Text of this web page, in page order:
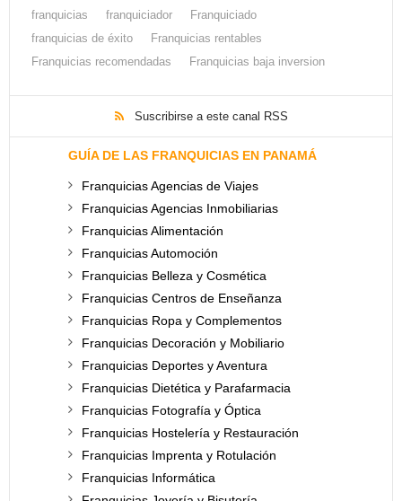
franquicias
franquiciador
Franquiciado
franquicias de éxito
Franquicias rentables
Franquicias recomendadas
Franquicias baja inversion
Suscribirse a este canal RSS
GUÍA DE LAS FRANQUICIAS EN PANAMÁ
Franquicias Agencias de Viajes
Franquicias Agencias Inmobiliarias
Franquicias Alimentación
Franquicias Automoción
Franquicias Belleza y Cosmética
Franquicias Centros de Enseñanza
Franquicias Ropa y Complementos
Franquicias Decoración y Mobiliario
Franquicias Deportes y Aventura
Franquicias Dietética y Parafarmacia
Franquicias Fotografía y Óptica
Franquicias Hostelería y Restauración
Franquicias Imprenta y Rotulación
Franquicias Informática